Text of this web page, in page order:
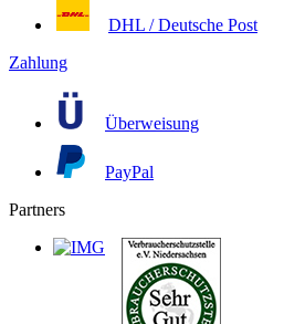
DHL / Deutsche Post
Zahlung
Überweisung
PayPal
Partners